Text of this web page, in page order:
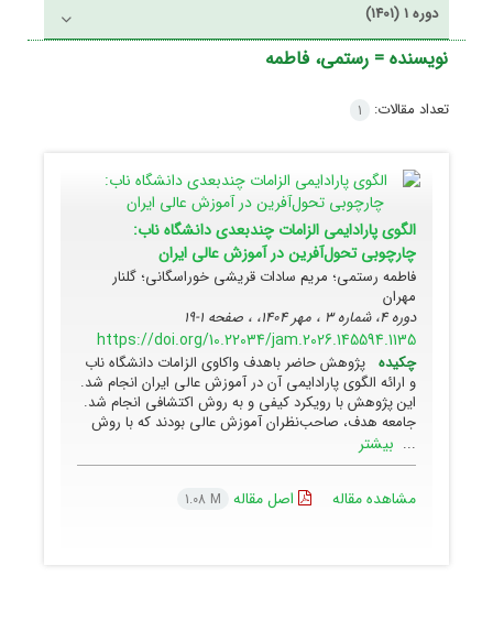
دوره 1 (1401)
نویسنده = رستمی، فاطمه
تعداد مقالات: 1
الگوی پارادایمی الزامات چندبعدی دانشگاه ناب:
چارچوبی تحول‌آفرین در آموزش عالی ایران
فاطمه رستمی؛ مریم سادات قریشی خوراسگانی؛ گلنار
مهران
دوره 4، شماره 3 ، مهر 1404، ، صفحه
1-19
https://doi.org/10.22034/jam.2026.145594.1135
چکیده پژوهش حاضر باهدف واکاوی الزامات دانشگاه ناب
و ارائه الگوی پارادایمی آن در آموزش عالی ایران انجام شد.
این پژوهش با رویکرد کیفی و به روش اکتشافی انجام شد.
جامعه هدف، صاحب‌نظران آموزش عالی بودند که با روش
... بیشتر
مشاهده مقاله اصل مقاله 1.08 M